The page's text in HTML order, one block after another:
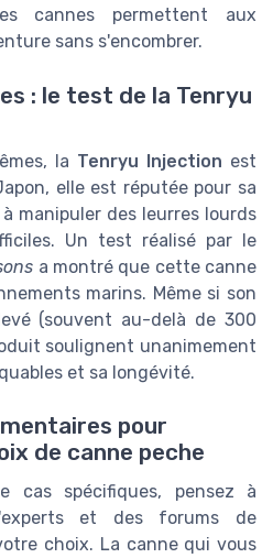
cannes permettent aux
sans s'encombrer.
: le test de la Tenryu
la Tenryu Injection est
elle est réputée pour sa
manipuler des leurres lourds
Un test réalisé par le
a montré que cette canne
marins. Même si son
(souvent au-delà de 300
soulignent unanimement
et sa longévité.
pour
de canne peche
cas spécifiques, pensez à
et des forums de
choix. La canne qui vous